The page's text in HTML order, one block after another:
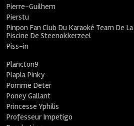
Pierre-Guilhem
Pierstu
Pinpon Fan Club Du Karaoké Team De
Piscine De Steenokkerzeel
Piss-in
Plancton9
Plapla Pinky
Pomme Deter
Poney Gallant
Princesse Yphilis
Professeur Impetigo